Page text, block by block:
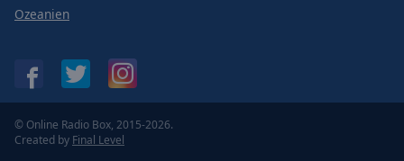
Ozeanien
© Online Radio Box, 2015-2026.
Created by Final Level